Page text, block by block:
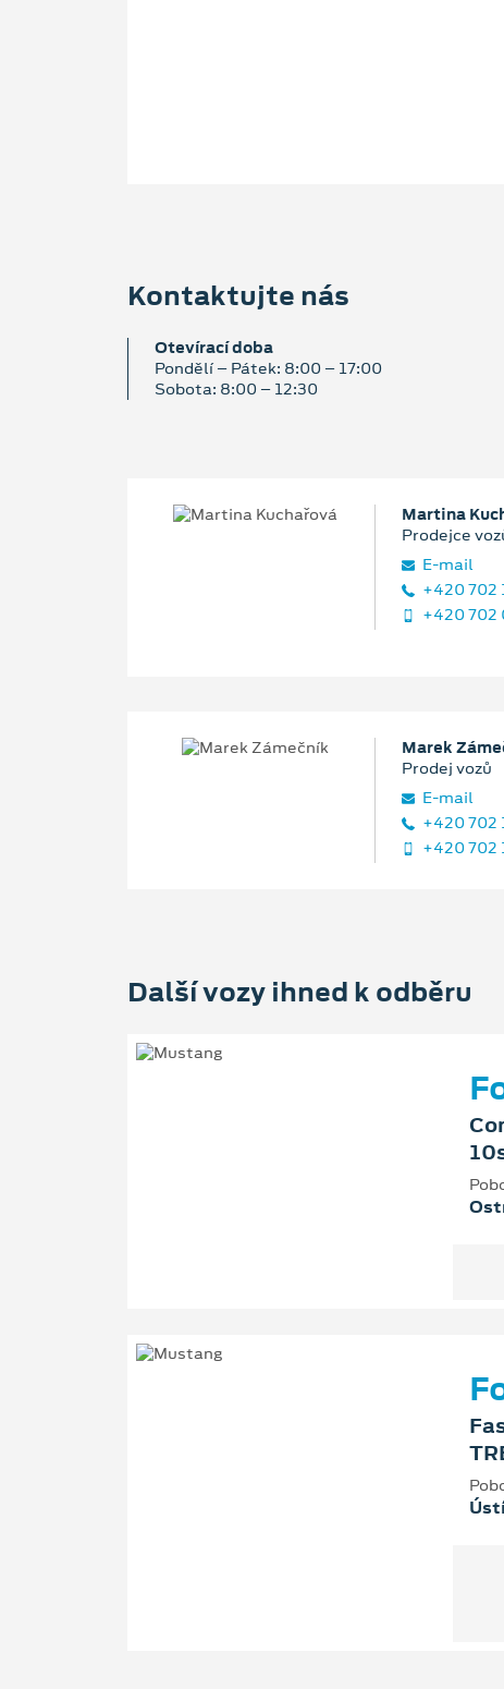
Kontaktujte nás
Otevírací doba
Pondělí – Pátek: 8:00 – 17:00
Sobota: 8:00 – 12:30
Martina
Prodejce
E‑mail
+420 702
+420 702
Marek
Prodej vozů
E‑mail
+420 702
+420 702
Další vozy ihned k odběru